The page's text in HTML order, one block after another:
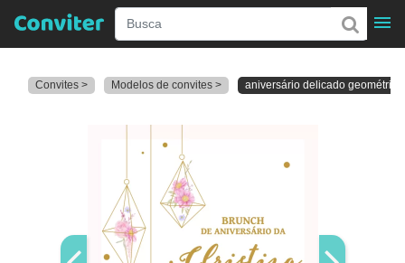
Convites > Modelos de convites > aniversário delicado geométrico